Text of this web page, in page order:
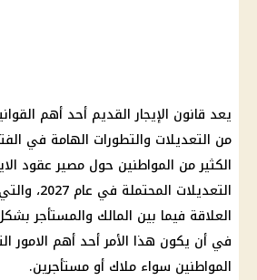
يعد قانون الإيجار القديم أحد أهم
من التعديلات والتطورات الهامة في
الكثير من المواطنين حول مصير عقود
التعديلات
العلاقة فيما بين المالك والمستأجر
في أن يكون هذا الأمر أحد أهم الامور
المواطنين سواء ملاك أو مستأجرين.